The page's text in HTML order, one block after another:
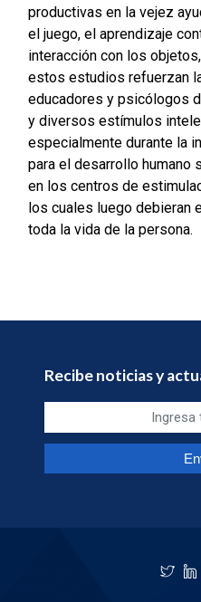
productivas en la vejez
el juego, el aprendizaje
interacción con los
estos estudios refuerzan
educadores y psicólogos
y diversos estímulos
especialmente durante la
para el desarrollo humano
en los centros de
los cuales luego debieran
toda la vida de la persona.
Recibe noticias y